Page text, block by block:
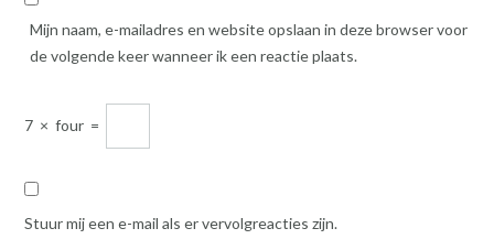
Mijn naam, e-mailadres en website opslaan in deze browser voor
de volgende keer wanneer ik een reactie plaats.
7 × four =
Stuur mij een e-mail als er vervolgreacties zijn.